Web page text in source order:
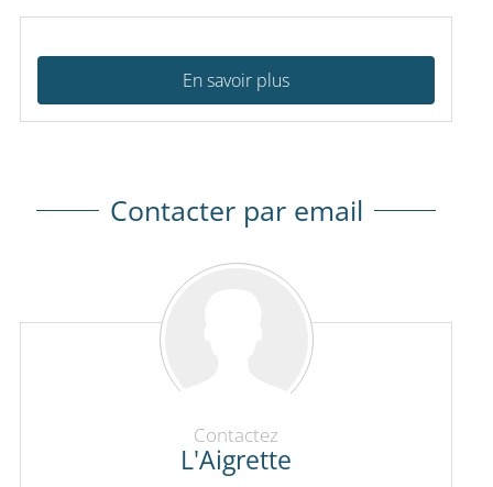
En savoir plus
Contacter par email
Contactez
L'Aigrette